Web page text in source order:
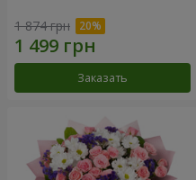
1 874 грн
Заказать